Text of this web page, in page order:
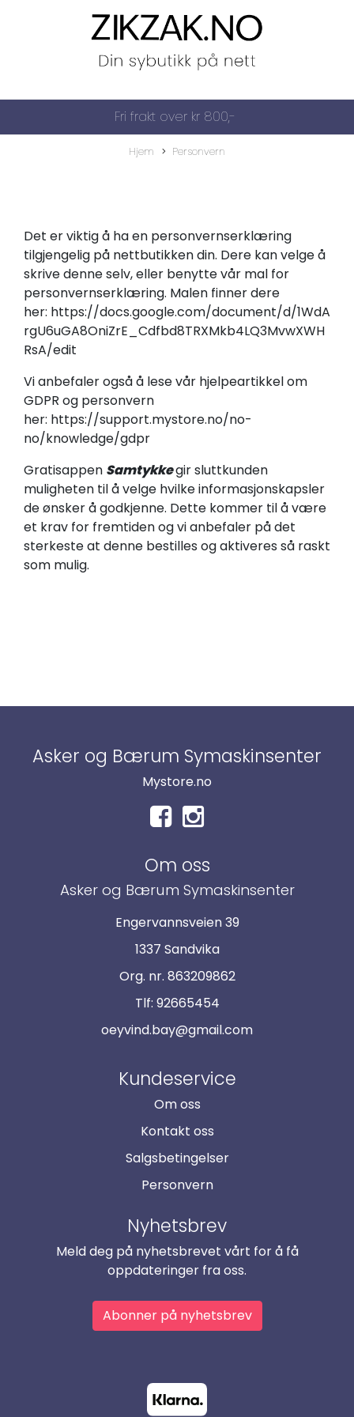
Fri frakt over kr 800,-
Hjem Personvern
Det er viktig å ha en personvernserklæring
tilgjengelig på nettbutikken din. Dere kan velge å
skrive denne selv, eller benytte vår mal for
personvernserklæring. Malen finner dere
her: https://docs.google.com/document/d/1WdA
rgU6uGA8OniZrE_Cdfbd8TRXMkb4LQ3MvwXWH
RsA/edit
Vi anbefaler også å lese vår hjelpeartikkel om
GDPR og personvern
her: https://support.mystore.no/no-
no/knowledge/gdpr
Gratisappen Samtykkegir sluttkunden
muligheten til å velge hvilke informasjonskapsler
de ønsker å godkjenne. Dette kommer til å være
et krav for fremtiden og vi anbefaler på det
sterkeste at denne bestilles og aktiveres så raskt
som mulig.
Asker og Bærum Symaskinsenter
Mystore.no
Om oss
Asker og Bærum Symaskinsenter
Engervannsveien 39
1337 Sandvika
Org. nr. 863209862
Tlf: 92665454
oeyvind.bay@gmail.com
Kundeservice
Om oss
Kontakt oss
Salgsbetingelser
Personvern
Nyhetsbrev
Meld deg på nyhetsbrevet vårt for å få
oppdateringer fra oss.
Abonner på nyhetsbrev